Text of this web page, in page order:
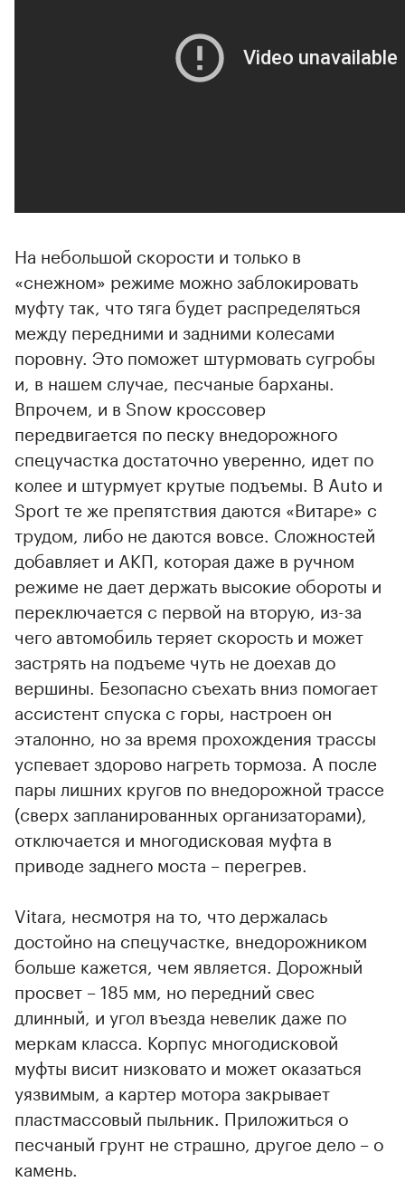
На небольшой скорости и только в
«снежном» режиме можно заблокировать
муфту так, что тяга будет распределяться
между передними и задними колесами
поровну. Это поможет штурмовать сугробы
и, в нашем случае, песчаные барханы.
Впрочем, и в Snow кроссовер
передвигается по песку внедорожного
спецучастка достаточно уверенно, идет по
колее и штурмует крутые подъемы. В Auto и
Sport те же препятствия даются «Витаре» с
трудом, либо не даются вовсе. Сложностей
добавляет и АКП, которая даже в ручном
режиме не дает держать высокие обороты и
переключается с первой на вторую, из-за
чего автомобиль теряет скорость и может
застрять на подъеме чуть не доехав до
вершины. Безопасно съехать вниз помогает
ассистент спуска с горы, настроен он
эталонно, но за время прохождения трассы
успевает здорово нагреть тормоза. А после
пары лишних кругов по внедорожной трассе
(сверх запланированных организаторами),
отключается и многодисковая муфта в
приводе заднего моста – перегрев.
Vitara, несмотря на то, что держалась
достойно на спецучастке, внедорожником
больше кажется, чем является. Дорожный
просвет – 185 мм, но передний свес
длинный, и угол въезда невелик даже по
меркам класса. Корпус многодисковой
муфты висит низковато и может оказаться
уязвимым, а картер мотора закрывает
пластмассовый пыльник. Приложиться о
песчаный грунт не страшно, другое дело – о
камень.